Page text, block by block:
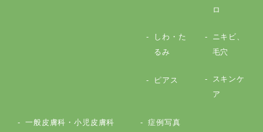
ロ
しわ・た
るみ
ニキビ、
毛穴
ピアス
スキンケ
ア
一般皮膚科・小児皮膚科
症例写真